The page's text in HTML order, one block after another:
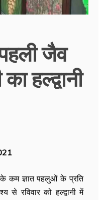
जैव
हल्द्वानी
के कम ज्ञात पहलुओं के प्रति
रविवार को हल्द्वानी में